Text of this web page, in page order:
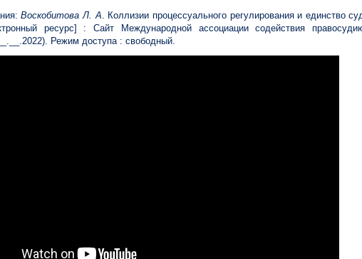
Воскобитова Л. А . Коллизии процессуального регулирования и единство
ресурс] : Сайт Международной ассоциации содействия
Режим доступа : свободный.